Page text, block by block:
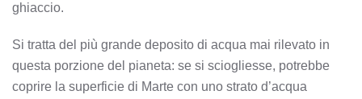
ghiaccio.
Si tratta del più grande deposito di acqua mai rilevato in
questa porzione del pianeta: se si sciogliesse, potrebbe
coprire la superficie di Marte con uno strato d’acqua